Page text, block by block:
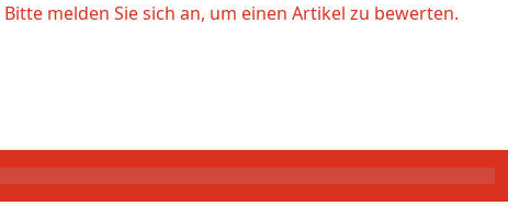
Bitte melden Sie sich an, um einen Artikel zu bewerten.